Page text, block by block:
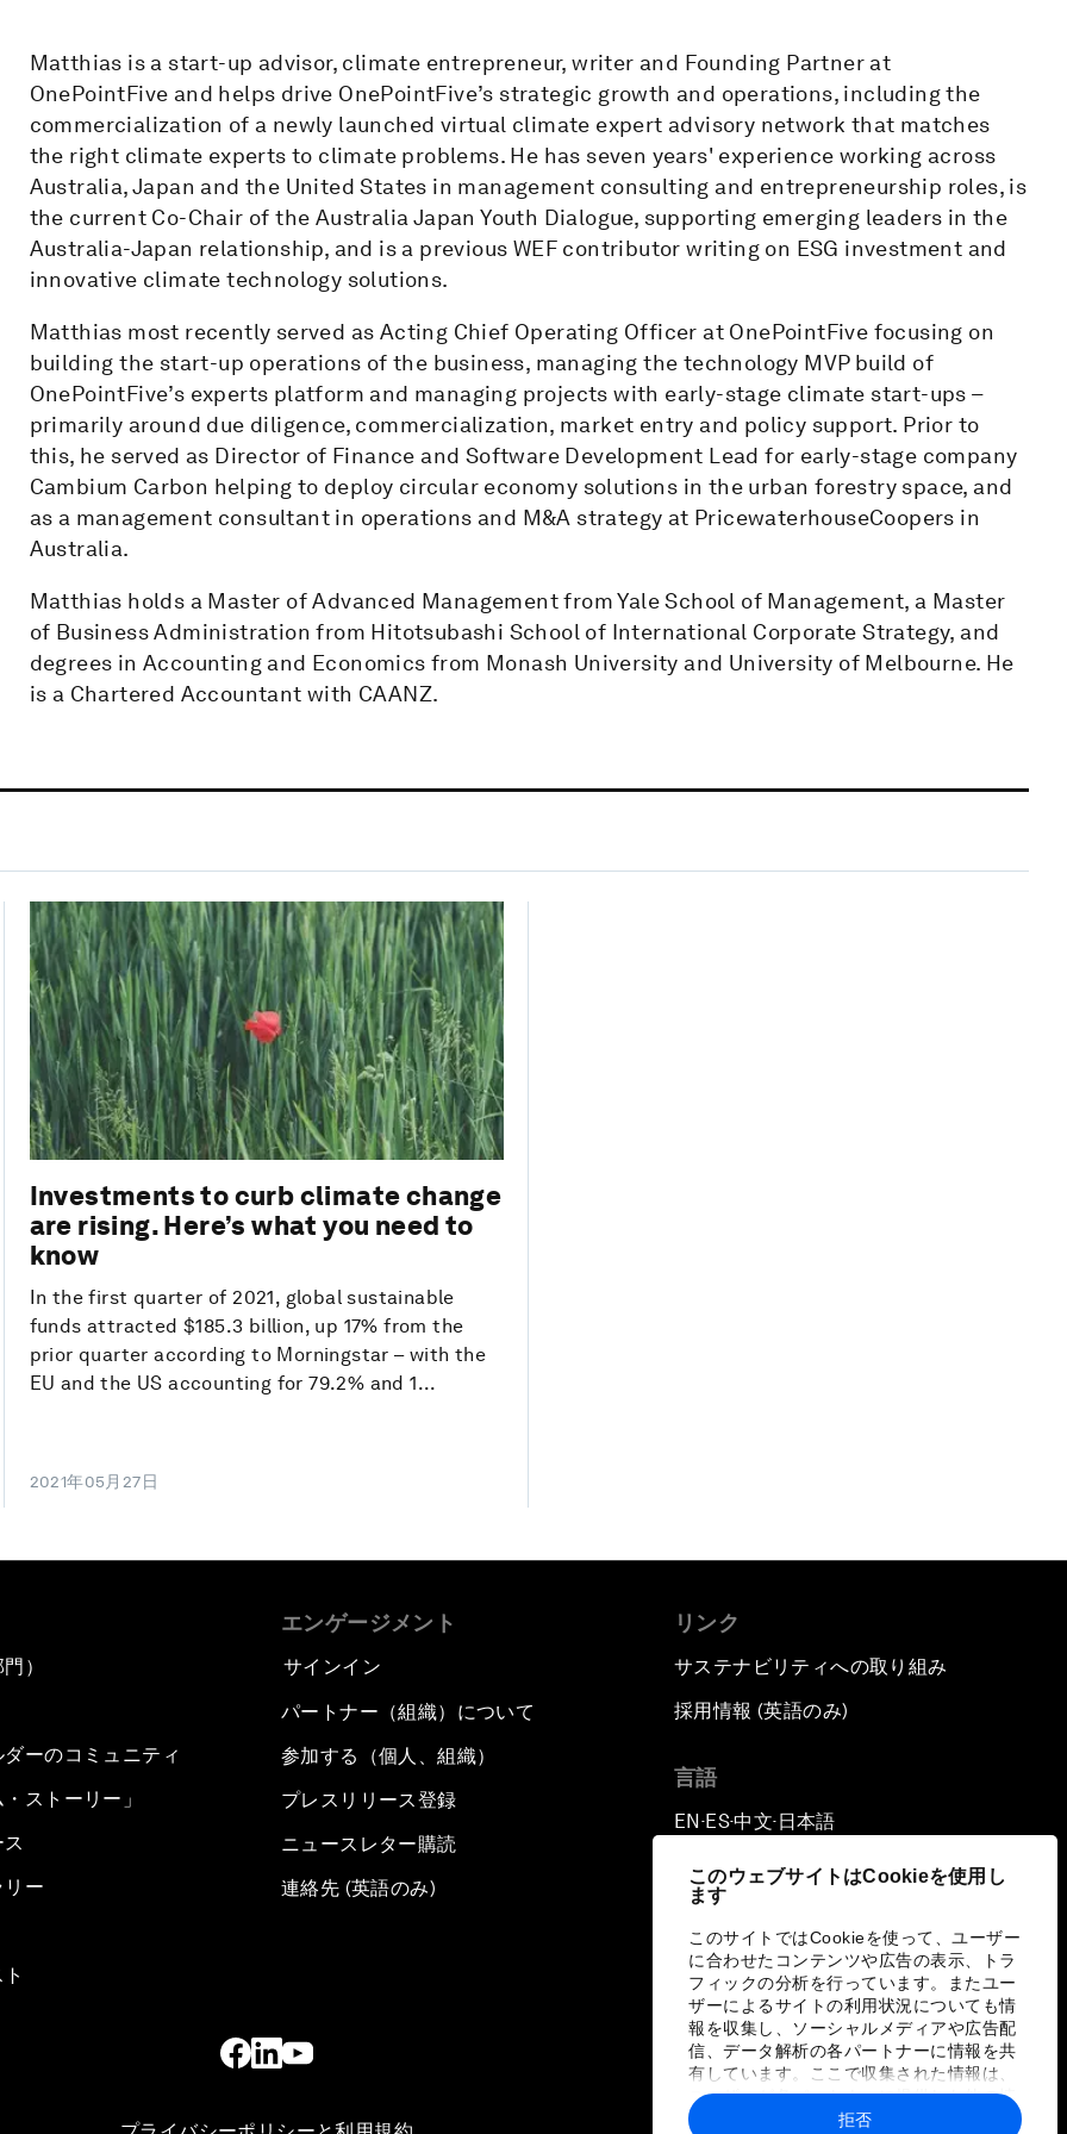
このウェブサイトはCookieを使用し
ます
このサイトではCookieを使って、ユーザー
に合わせたコンテンツや広告の表示、トラ
フィックの分析を行っています。またユー
ザーによるサイトの利用状況についても情
報を収集し、ソーシャルメディアや広告配
信、データ解析の各パートナーに情報を共
有しています。ここで収集された情報は、
ユーザーが各パートナーに提供した他の情
報や各パートナーのサービスを使用した際
拒否
Matthias is a start-up advisor, climate entrepreneur, writer and Founding Partner at
OnePointFive and helps drive OnePointFive’s strategic growth and operations, including the
commercialization of a newly launched virtual climate expert advisory network that matches
the right climate experts to climate problems. He has seven years' experience working across
Australia, Japan and the United States in management consulting and entrepreneurship roles, is
the current Co-Chair of the Australia Japan Youth Dialogue, supporting emerging leaders in the
Australia-Japan relationship, and is a previous WEF contributor writing on ESG investment and
innovative climate technology solutions.
Matthias most recently served as Acting Chief Operating Officer at OnePointFive focusing on
building the start-up operations of the business, managing the technology MVP build of
OnePointFive’s experts platform and managing projects with early-stage climate start-ups –
primarily around due diligence, commercialization, market entry and policy support. Prior to
this, he served as Director of Finance and Software Development Lead for early-stage company
Cambium Carbon helping to deploy circular economy solutions in the urban forestry space, and
as a management consultant in operations and M&A strategy at PricewaterhouseCoopers in
Australia.
Matthias holds a Master of Advanced Management from Yale School of Management, a Master
of Business Administration from Hitotsubashi School of International Corporate Strategy, and
degrees in Accounting and Economics from Monash University and University of Melbourne. He
is a Chartered Accountant with CAANZ.
Investments to curb climate change
are rising. Here’s what you need to
know
In the first quarter of 2021, global sustainable
funds attracted $185.3 billion, up 17% from the
prior quarter according to Morningstar – with the
EU and the US accounting for 79.2% and 1...
2021年05月27日
）
ーのコミュニティ
ストーリー」
ー
エンゲージメント
サインイン
パートナー（組織）について
参加する（個人、組織）
プレスリリース登録
ニュースレター購読
連絡先 (英語のみ)
リンク
サステナビリティへの取り組み
採用情報 (英語のみ)
言語
EN ▪ ES▪中文▪ 日本語